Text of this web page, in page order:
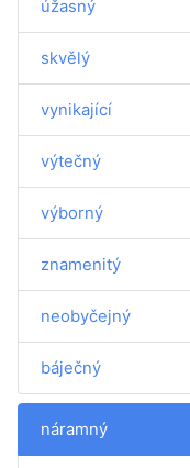
úžasný
skvělý
vynikající
výtečný
výborný
znamenitý
neobyčejný
báječný
náramný